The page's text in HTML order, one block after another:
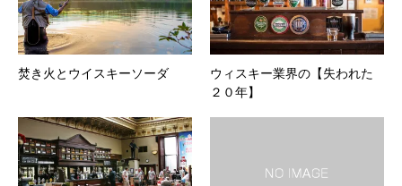
焚き火とウイスキーソーダ
ウィスキー業界の【失われた
２０年】